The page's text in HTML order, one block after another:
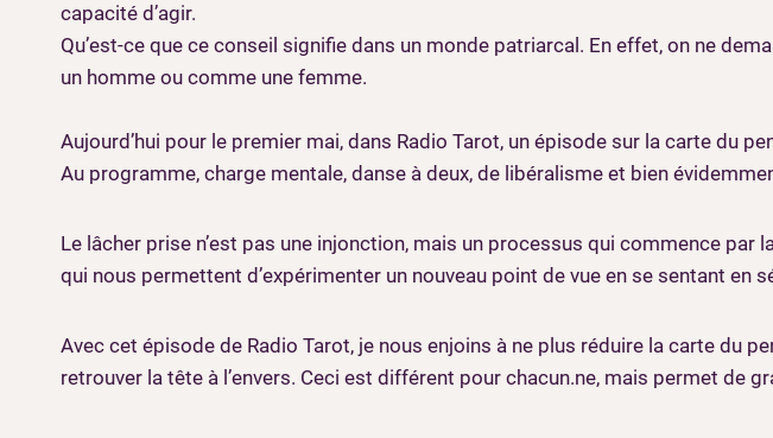
capacité d’agir.
Qu’est-ce que ce conseil signifie dans un monde patriarcal. En effet, on ne
un homme ou comme une femme.
Aujourd’hui pour le premier mai, dans Radio Tarot, un épisode sur la carte du
Au programme, charge mentale, danse à deux, de libéralisme et bien
Le lâcher prise n’est pas une injonction, mais un processus qui commence
qui nous permettent d’expérimenter un nouveau point de vue en se sentant
Avec cet épisode de Radio Tarot, je nous enjoins à ne plus réduire la carte du
retrouver la tête à l’envers. Ceci est différent pour chacun.ne, mais permet de